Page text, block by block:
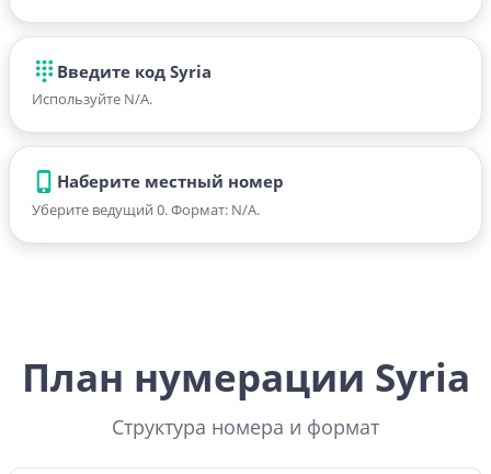
Введите код Syria
Используйте N/A.
Наберите местный номер
Уберите ведущий 0. Формат: N/A.
План нумерации Syria
Структура номера и формат